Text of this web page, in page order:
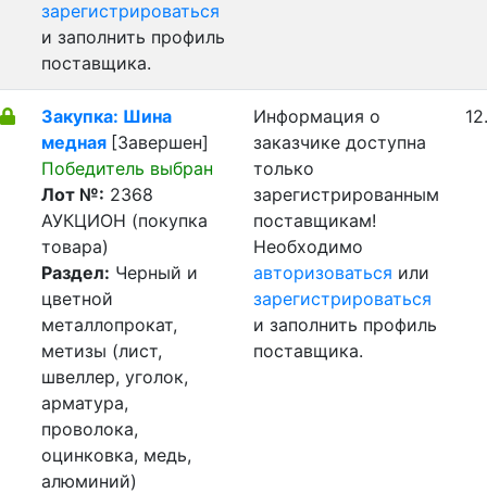
зарегистрироваться
и заполнить профиль
поставщика.
Закупка: Шина
медная [Завершен]
Победитель выбран
Лот №: 2368
АУКЦИОН (покупка
товара)
Раздел: Черный и
цветной
металлопрокат,
метизы (лист,
швеллер, уголок,
арматура,
проволока,
оцинковка, медь,
алюминий)
Информация о
заказчике доступна
только
зарегистрированным
поставщикам!
Необходимо
авторизоваться или
зарегистрироваться
и заполнить профиль
поставщика.